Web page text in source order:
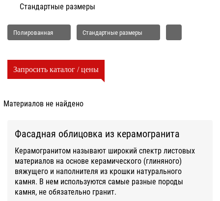
Стандартные размеры
Полированная Стандартные размеры
Запросить каталог / цены
Материалов не найдено
Фасадная облицовка из керамогранита
Керамогранитом называют широкий спектр листовых
материалов на основе керамического (глиняного)
вяжущего и наполнителя из крошки натурального
камня. В нем используются самые разные породы
камня, не обязательно гранит.